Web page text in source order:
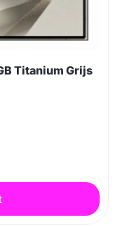
Titanium Grijs